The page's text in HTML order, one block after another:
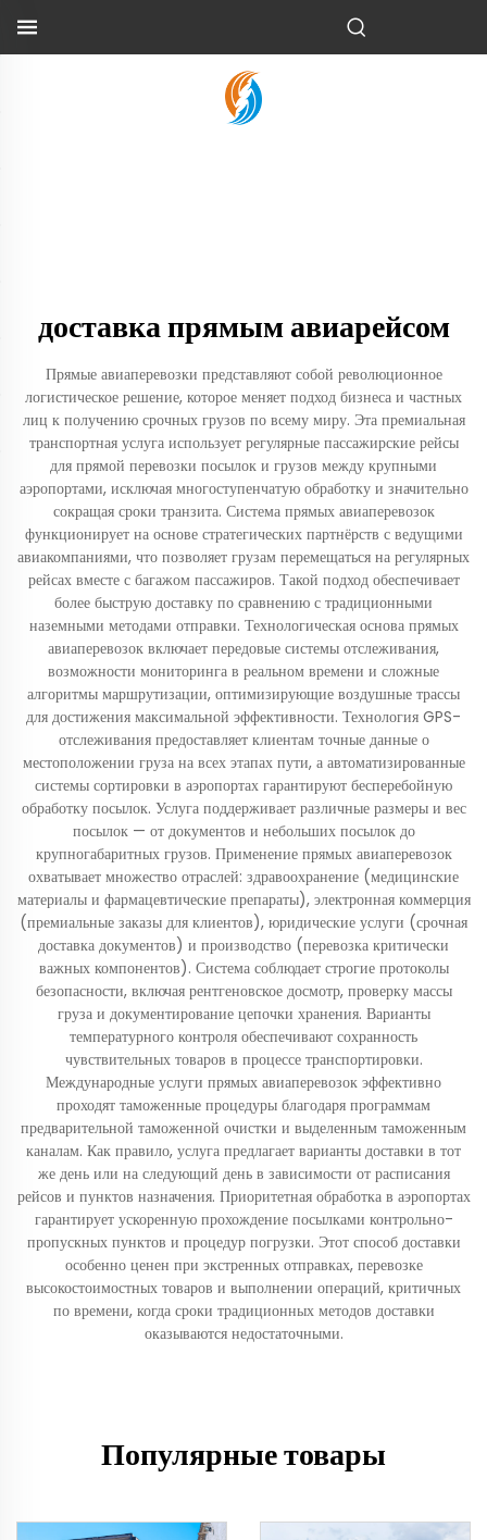
доставка прямым авиарейсом
Прямые авиаперевозки представляют собой революционное
логистическое решение, которое меняет подход бизнеса и частных
лиц к получению срочных грузов по всему миру. Эта премиальная
транспортная услуга использует регулярные пассажирские рейсы
для прямой перевозки посылок и грузов между крупными
аэропортами, исключая многоступенчатую обработку и значительно
сокращая сроки транзита. Система прямых авиаперевозок
функционирует на основе стратегических партнёрств с ведущими
авиакомпаниями, что позволяет грузам перемещаться на регулярных
рейсах вместе с багажом пассажиров. Такой подход обеспечивает
более быструю доставку по сравнению с традиционными
наземными методами отправки. Технологическая основа прямых
авиаперевозок включает передовые системы отслеживания,
возможности мониторинга в реальном времени и сложные
алгоритмы маршрутизации, оптимизирующие воздушные трассы
для достижения максимальной эффективности. Технология GPS-
отслеживания предоставляет клиентам точные данные о
местоположении груза на всех этапах пути, а автоматизированные
системы сортировки в аэропортах гарантируют бесперебойную
обработку посылок. Услуга поддерживает различные размеры и вес
посылок — от документов и небольших посылок до
крупногабаритных грузов. Применение прямых авиаперевозок
охватывает множество отраслей: здравоохранение (медицинские
материалы и фармацевтические препараты), электронная коммерция
(премиальные заказы для клиентов), юридические услуги (срочная
доставка документов) и производство (перевозка критически
важных компонентов). Система соблюдает строгие протоколы
безопасности, включая рентгеновское досмотр, проверку массы
груза и документирование цепочки хранения. Варианты
температурного контроля обеспечивают сохранность
чувствительных товаров в процессе транспортировки.
Международные услуги прямых авиаперевозок эффективно
проходят таможенные процедуры благодаря программам
предварительной таможенной очистки и выделенным таможенным
каналам. Как правило, услуга предлагает варианты доставки в тот
же день или на следующий день в зависимости от расписания
рейсов и пунктов назначения. Приоритетная обработка в аэропортах
гарантирует ускоренную прохождение посылками контрольно-
пропускных пунктов и процедур погрузки. Этот способ доставки
особенно ценен при экстренных отправках, перевозке
высокостоимостных товаров и выполнении операций, критичных
по времени, когда сроки традиционных методов доставки
оказываются недостаточными.
Популярные товары